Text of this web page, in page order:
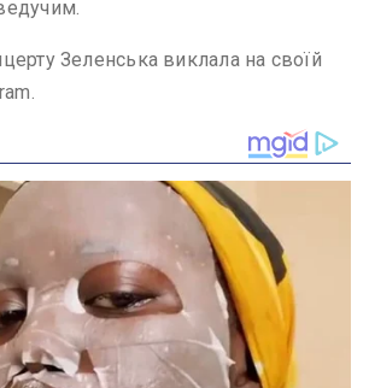
Зеленська виклала на своїй